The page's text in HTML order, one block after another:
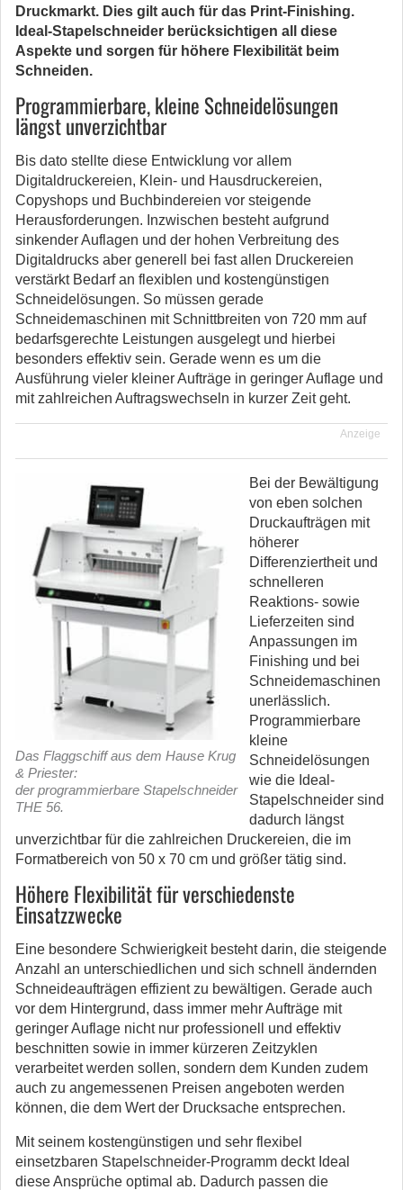
Druckmarkt. Dies gilt auch für das Print-Finishing.
Ideal-Stapelschneider berücksichtigen all diese
Aspekte und sorgen für höhere Flexibilität beim
Schneiden.
Programmierbare, kleine Schneidelösungen
längst unverzichtbar
Bis dato stellte diese Entwicklung vor allem
Digitaldruckereien, Klein- und Hausdruckereien,
Copyshops und Buchbindereien vor steigende
Herausforderungen. Inzwischen besteht aufgrund
sinkender Auflagen und der hohen Verbreitung des
Digitaldrucks aber generell bei fast allen Druckereien
verstärkt Bedarf an flexiblen und kostengünstigen
Schneidelösungen. So müssen gerade
Schneidemaschinen mit Schnittbreiten von 720 mm auf
bedarfsgerechte Leistungen ausgelegt und hierbei
besonders effektiv sein. Gerade wenn es um die
Ausführung vieler kleiner Aufträge in geringer Auflage und
mit zahlreichen Auftragswechseln in kurzer Zeit geht.
Anzeige
Das Flaggschiff aus dem Hause Krug
& Priester:
der programmierbare Stapelschneider
THE 56.
Bei der Bewältigung
von eben solchen
Druckaufträgen mit
höherer
Differenziertheit und
schnelleren
Reaktions- sowie
Lieferzeiten sind
Anpassungen im
Finishing und bei
Schneidemaschinen
unerlässlich.
Programmierbare
kleine
Schneidelösungen
wie die Ideal-
Stapelschneider sind
dadurch längst
unverzichtbar für die zahlreichen Druckereien, die im
Formatbereich von 50 x 70 cm und größer tätig sind.
Höhere Flexibilität für verschiedenste
Einsatzzwecke
Eine besondere Schwierigkeit besteht darin, die steigende
Anzahl an unterschiedlichen und sich schnell ändernden
Schneideaufträgen effizient zu bewältigen. Gerade auch
vor dem Hintergrund, dass immer mehr Aufträge mit
geringer Auflage nicht nur professionell und effektiv
beschnitten sowie in immer kürzeren Zeitzyklen
verarbeitet werden sollen, sondern dem Kunden zudem
auch zu angemessenen Preisen angeboten werden
können, die dem Wert der Drucksache entsprechen.
Mit seinem kostengünstigen und sehr flexibel
einsetzbaren Stapelschneider-Programm deckt Ideal
diese Ansprüche optimal ab. Dadurch passen die